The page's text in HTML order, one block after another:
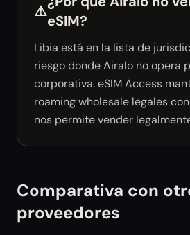
⚠️
eSIM?
Libia está en la lista de
riesgo donde Airalo no opera
corporativa. eSIM Access
roaming wholesale legales
nos permite vender
Comparativa con
proveedores